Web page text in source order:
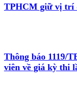
TPHCM giữ vị trí
Thông báo 1119/
viên về giá kỳ thi